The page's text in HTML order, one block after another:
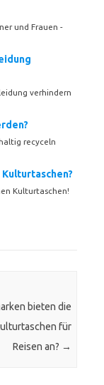
und Frauen -
verhindern
recyceln
Kulturtaschen!
bieten die
für
Reisen an? →